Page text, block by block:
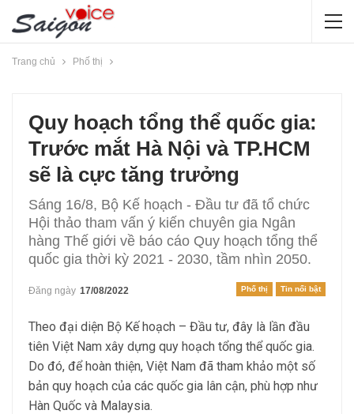
Trang chủ Phố thị
Quy hoạch tổng thể quốc gia:
Trước mắt Hà Nội và TP.HCM
sẽ là cực tăng trưởng
Sáng 16/8, Bộ Kế hoạch - Đầu tư đã tổ chức
Hội thảo tham vấn ý kiến chuyên gia Ngân
hàng Thế giới về báo cáo Quy hoạch tổng thể
quốc gia thời kỳ 2021 - 2030, tầm nhìn 2050.
Phố thị Tin nổi bật
Đăng ngày 17/08/2022
Theo đại diện Bộ Kế hoạch – Đầu tư, đây là lần đầu
tiên Việt Nam xây dựng quy hoạch tổng thể quốc gia.
Do đó, để hoàn thiện, Việt Nam đã tham khảo một số
bản quy hoạch của các quốc gia lân cận, phù hợp như
Hàn Quốc và Malaysia.